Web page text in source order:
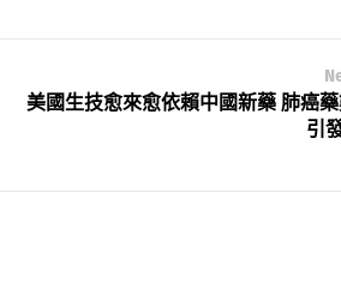
美國生技愈來愈依賴中國新藥 肺癌
引